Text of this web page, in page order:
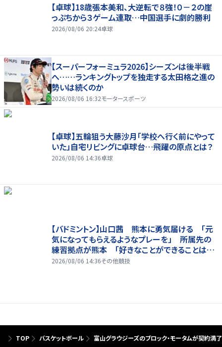
【卓球】18歳張本美和、大逆転で８強！０－２の崖
っぷちから３ゲーム連取…中国選手に劇的勝利
2026/08/06 20:24卓球
【スーパーフォーミュラ2026】シーズンは後半戦
へ……ランキングトップを独走する太田格之進の
勢いは続くのか
2026/08/06 16:32モータースポーツ
【卓球】五輪狙う大藤沙月「学校へ行く前にやって
いた」自宅リビングに卓球台…飛躍の原点とは？
2026/08/06 14:36卓球
【バドミントン】山口茜 熊本に勇気届ける 「元
気になってもらえるようなプレーを」 所属先の
練習拠点が熊本 「好きなことができることは当
たり前じゃない」
2026/08/06 14:36その他競技
TOP バスケットボール 富山グラウジーズのブロック・モータムが契約